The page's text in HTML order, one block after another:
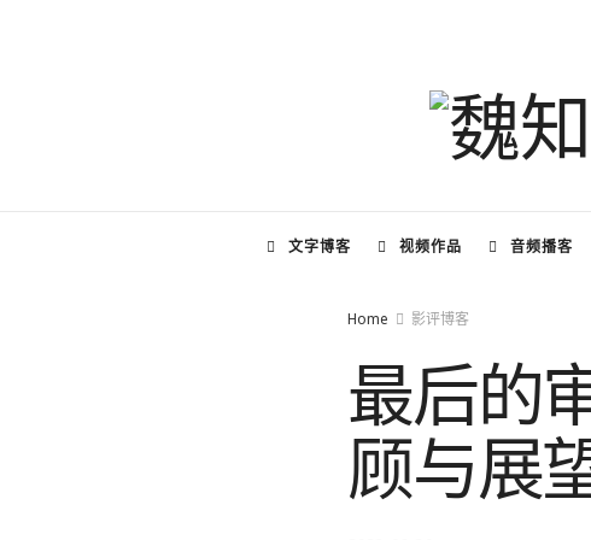
文字博客 视频作品 音频播客
Home 影评博客
最后的
顾与展